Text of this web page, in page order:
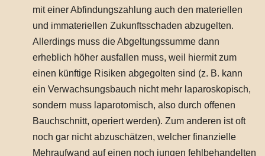
mit einer Abfindungszahlung auch den materiellen
und immateriellen Zukunftsschaden abzugelten.
Allerdings muss die Abgeltungssumme dann
erheblich höher ausfallen muss, weil hiermit zum
einen künftige Risiken abgegolten sind (z. B. kann
ein Verwachsungsbauch nicht mehr laparoskopisch,
sondern muss laparotomisch, also durch offenen
Bauchschnitt, operiert werden). Zum anderen ist oft
noch gar nicht abzuschätzen, welcher finanzielle
Mehraufwand auf einen noch jungen fehlbehandelten